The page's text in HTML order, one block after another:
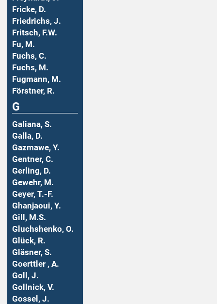
Fricke, D.
Friedrichs, J.
Fritsch, F.W.
Fu, M.
Fuchs, C.
Fuchs, M.
Fugmann, M.
Förstner, R.
G
Galiana, S.
Galla, D.
Gazmawe, Y.
Gentner, C.
Gerling, D.
Gewehr, M.
Geyer, T.-F.
Ghanjaoui, Y.
Gill, M.S.
Gluchshenko, O.
Glück, R.
Gläsner, S.
Goerttler , A.
Goll, J.
Gollnick, V.
Gossel, J.